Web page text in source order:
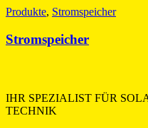
Produkte, Stromspeicher
Stromspeicher
IHR SPEZIALIST FÜR
TECHNIK